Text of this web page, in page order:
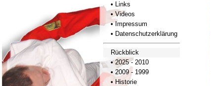
• Links
• Videos
• Impressum
• Datenschutzerklärung
Rückblick
• 2025 - 2010
• 2009 - 1999
• Historie